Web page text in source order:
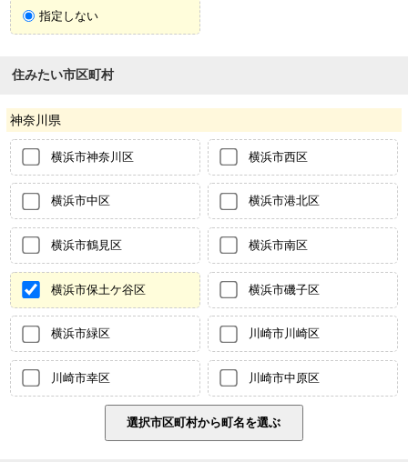
指定しない
住みたい市区町村
神奈川県
横浜市神奈川区 横浜市西区
横浜市中区 横浜市港北区
横浜市鶴見区 横浜市南区
横浜市保土ケ谷区 横浜市磯子区
横浜市緑区 川崎市川崎区
川崎市幸区 川崎市中原区